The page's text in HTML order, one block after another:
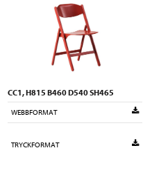
CC1, H815 B460 D540 SH465
WEBBFORMAT
TRYCKFORMAT